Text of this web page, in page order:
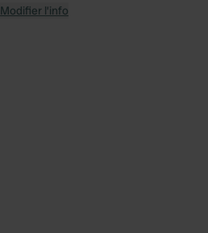
Modifier l’info